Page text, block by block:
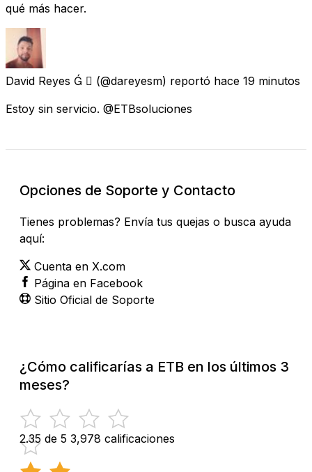
qué más hacer.
David Reyes   (@dareyesm) reportó hace 19 minutos
Estoy sin servicio. @ETBsoluciones
Opciones de Soporte y Contacto
Tienes problemas? Envía tus quejas o busca ayuda
aquí:
Cuenta en X.com
Página en Facebook
Sitio Oficial de Soporte
¿Cómo calificarías a ETB en los últimos 3
meses?
2.35 de 5 3,978 calificaciones